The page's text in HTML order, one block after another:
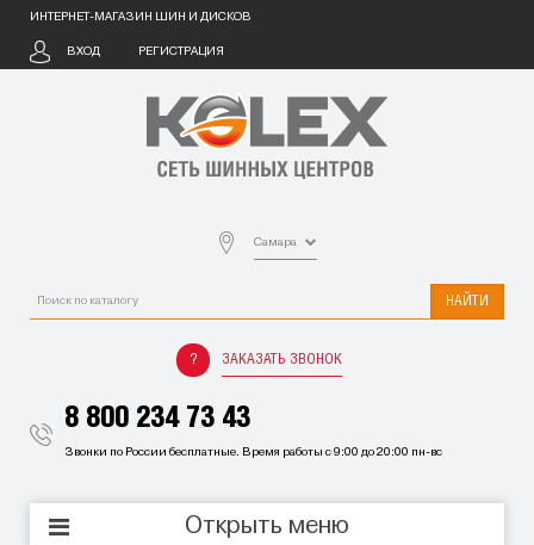
ИНТЕРНЕТ-МАГАЗИН ШИН И ДИСКОВ
ВХОД РЕГИСТРАЦИЯ
Самара
НАЙТИ
ЗАКАЗАТЬ ЗВОНОК
8 800 234 73 43
Звонки по России бесплатные. Время работы с 9:00 до 20:00 пн-вс
Открыть меню